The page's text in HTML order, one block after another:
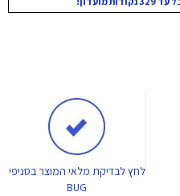
לחץלבדיקת מלאי המוצר בסניפי
BUG